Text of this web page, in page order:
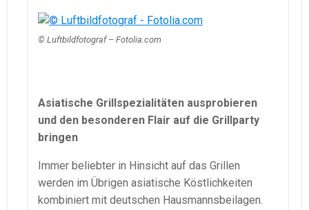
© Luftbildfotograf – Fotolia.com
Asiatische Grillspezialitäten ausprobieren
und den besonderen Flair auf die Grillparty
bringen
Immer beliebter in Hinsicht auf das Grillen
werden im Übrigen asiatische Köstlichkeiten
kombiniert mit deutschen Hausmannsbeilagen.